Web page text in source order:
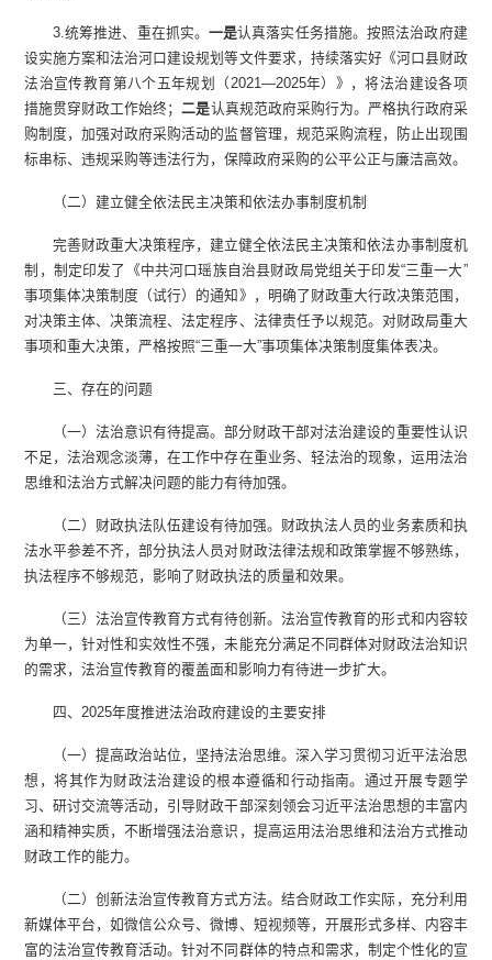
3.统筹推进、重在抓实。一是认真落实任务措施。按照法治政府建
设实施方案和法治河口建设规划等文件要求，持续落实好《河口县财政
法治宣传教育第八个五年规划（2021—2025年）》，将法治建设各项
措施贯穿财政工作始终；二是认真规范政府采购行为。严格执行政府采
购制度，加强对政府采购活动的监督管理，规范采购流程，防止出现围
标串标、违规采购等违法行为，保障政府采购的公平公正与廉洁高效。
（二）建立健全依法民主决策和依法办事制度机制
完善财政重大决策程序，建立健全依法民主决策和依法办事制度机
制，制定印发了《中共河口瑶族自治县财政局党组关于印发“三重一大”
事项集体决策制度（试行）的通知》，明确了财政重大行政决策范围，
对决策主体、决策流程、法定程序、法律责任予以规范。对财政局重大
事项和重大决策，严格按照“三重一大”事项集体决策制度集体表决。
三、存在的问题
（一）法治意识有待提高。部分财政干部对法治建设的重要性认识
不足，法治观念淡薄，在工作中存在重业务、轻法治的现象，运用法治
思维和法治方式解决问题的能力有待加强。
（二）财政执法队伍建设有待加强。财政执法人员的业务素质和执
法水平参差不齐，部分执法人员对财政法律法规和政策掌握不够熟练，
执法程序不够规范，影响了财政执法的质量和效果。
（三）法治宣传教育方式有待创新。法治宣传教育的形式和内容较
为单一，针对性和实效性不强，未能充分满足不同群体对财政法治知识
的需求，法治宣传教育的覆盖面和影响力有待进一步扩大。
四、2025年度推进法治政府建设的主要安排
（一）提高政治站位，坚持法治思维。深入学习贯彻习近平法治思
想，将其作为财政法治建设的根本遵循和行动指南。通过开展专题学
习、研讨交流等活动，引导财政干部深刻领会习近平法治思想的丰富内
涵和精神实质，不断增强法治意识，提高运用法治思维和法治方式推动
财政工作的能力。
（二）创新法治宣传教育方式方法。结合财政工作实际，充分利用
新媒体平台，如微信公众号、微博、短视频等，开展形式多样、内容丰
富的法治宣传教育活动。针对不同群体的特点和需求，制定个性化的宣